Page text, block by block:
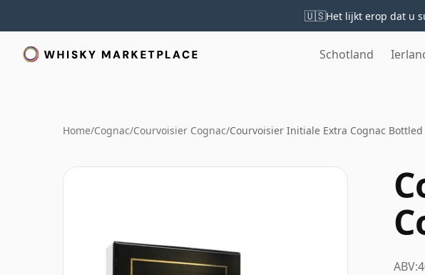
🇺🇸Het lijkt erop dat u
Schotland
Home/Cognac/Courvoisier Cognac/Courvoisier Initiale Extra Cognac Bottled
ABV: